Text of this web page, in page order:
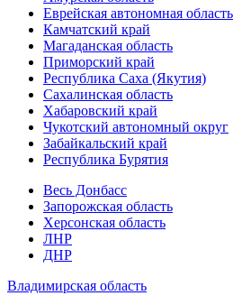
Еврейская автономная область
Камчатский край
Магаданская область
Приморский край
Республика Саха (Якутия)
Сахалинская область
Хабаровский край
Чукотский автономный округ
Забайкальский край
Республика Бурятия
Весь Донбасс
Запорожская область
Херсонская область
ЛНР
ДНР
Владимирская область